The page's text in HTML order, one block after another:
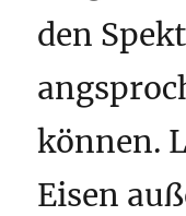
den
können.
Eisen